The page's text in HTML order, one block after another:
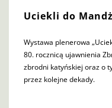
Uciekli do
Wystawa plenerowa
80. rocznicą ujawnienia
zbrodni katyńskiej oraz o
przez kolejne dekady.